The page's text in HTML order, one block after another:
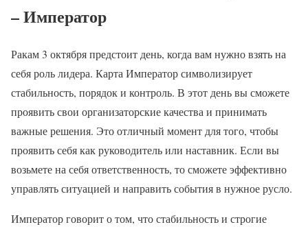
– Император
Ракам 3 октября предстоит день, когда вам нужно взять на
себя роль лидера. Карта Император символизирует
стабильность, порядок и контроль. В этот день вы сможете
проявить свои организаторские качества и принимать
важные решения. Это отличный момент для того, чтобы
проявить себя как руководитель или наставник. Если вы
возьмете на себя ответственность, то сможете эффективно
управлять ситуацией и направить события в нужное русло.
Император говорит о том, что стабильность и строгие